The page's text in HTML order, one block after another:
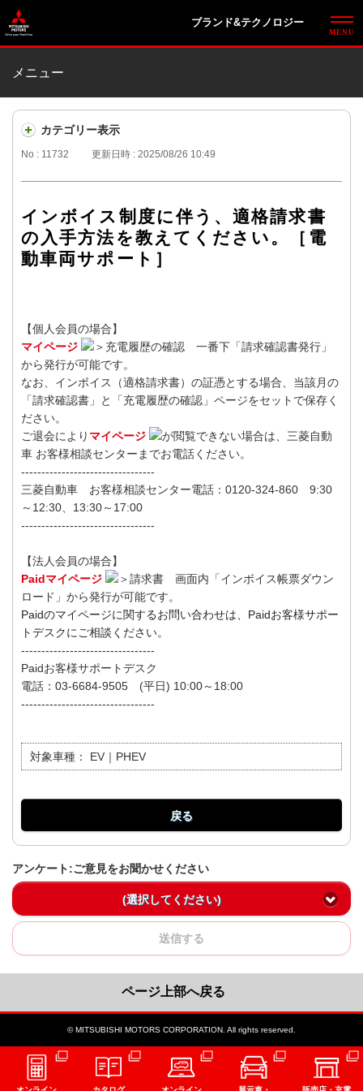
ブランド&テクノロジー
メニュー
カテゴリー表示
No : 11732 更新日時 : 2025/08/26 10:49
インボイス制度に伴う、適格請求書
の入手方法を教えてください。［電
動車両サポート］
【個人会員の場合】
マイページ
＞充電履歴の確認 一番下「請求確認書発行」
から発行が可能です。
なお、インボイス（適格請求書）の証憑とする場合、当該月の
「請求確認書」と「充電履歴の確認」ページをセットで保存く
ださい。
ご退会により マイページ
が閲覧できない場合は、三菱自動
車 お客様相談センターまでお電話ください。
---------------------------------
三菱自動車 お客様相談センター電話：0120-324-860 9:30
～12:30、13:30～17:00
---------------------------------
【法人会員の場合】
Paidマイページ
＞請求書 画面内「インボイス帳票ダウン
ロード」から発行が可能です。
Paidのマイページに関するお問い合わせは、Paidお客様サポー
トデスクにご相談ください。
---------------------------------
Paidお客様サポートデスク
電話：03-6684-9505 (平日) 10:00～18:00
---------------------------------
対象車種： EV｜PHEV
戻る
アンケート:ご意見をお聞かせください
(選択してください)
送信する
ページ上部へ戻る
© MITSUBISHI MOTORS CORPORATION. All rights reserved.